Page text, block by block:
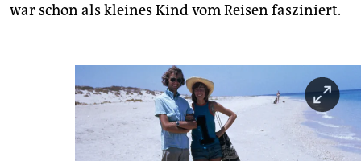
war schon als kleines Kind vom Reisen fasziniert.